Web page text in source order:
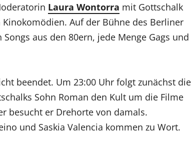
Laura Wontorra mit Gottschalk
Auf der Bühne des Berliner
aus den 80ern, jede Menge Gags und
beendet. Um 23:00 Uhr folgt zunächst die
Sohn Roman den Kult um die Filme
besucht er Drehorte von damals.
und Saskia Valencia kommen zu Wort.